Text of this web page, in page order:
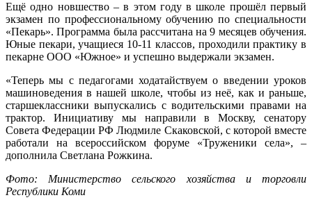
Ещё одно новшество – в этом году в школе прошёл первый
экзамен по профессиональному обучению по специальности
«Пекарь». Программа была рассчитана на 9 месяцев обучения.
Юные пекари, учащиеся 10-11 классов, проходили практику в
пекарне ООО «Южное» и успешно выдержали экзамен.
«Теперь мы с педагогами ходатайствуем о введении уроков
машиноведения в нашей школе, чтобы из неё, как и раньше,
старшеклассники выпускались с водительскими правами на
трактор. Инициативу мы направили в Москву, сенатору
Совета Федерации РФ Людмиле Скаковской, с которой вместе
работали на всероссийском форуме «Труженики села», –
дополнила Светлана Рожкина.
Фото: Министерство сельского хозяйства и торговли
Республики Коми